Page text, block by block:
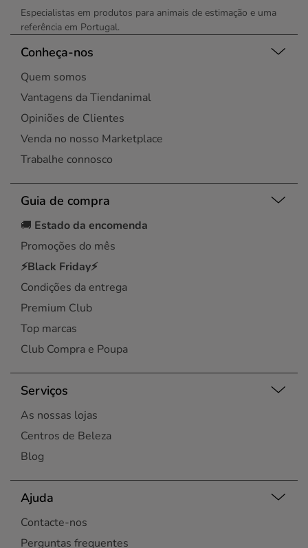
Especialistas em produtos para animais de estimação e uma
referência em Portugal.
Conheça-nos
Quem somos
Vantagens da Tiendanimal
Opiniões de Clientes
Venda no nosso Marketplace
Trabalhe connosco
Guia de compra
🚚 Estado da encomenda
Promoções do mês
⚡Black Friday⚡
Condições da entrega
Premium Club
Top marcas
Club Compra e Poupa
Serviços
As nossas lojas
Centros de Beleza
Blog
Ajuda
Contacte-nos
Perguntas frequentes